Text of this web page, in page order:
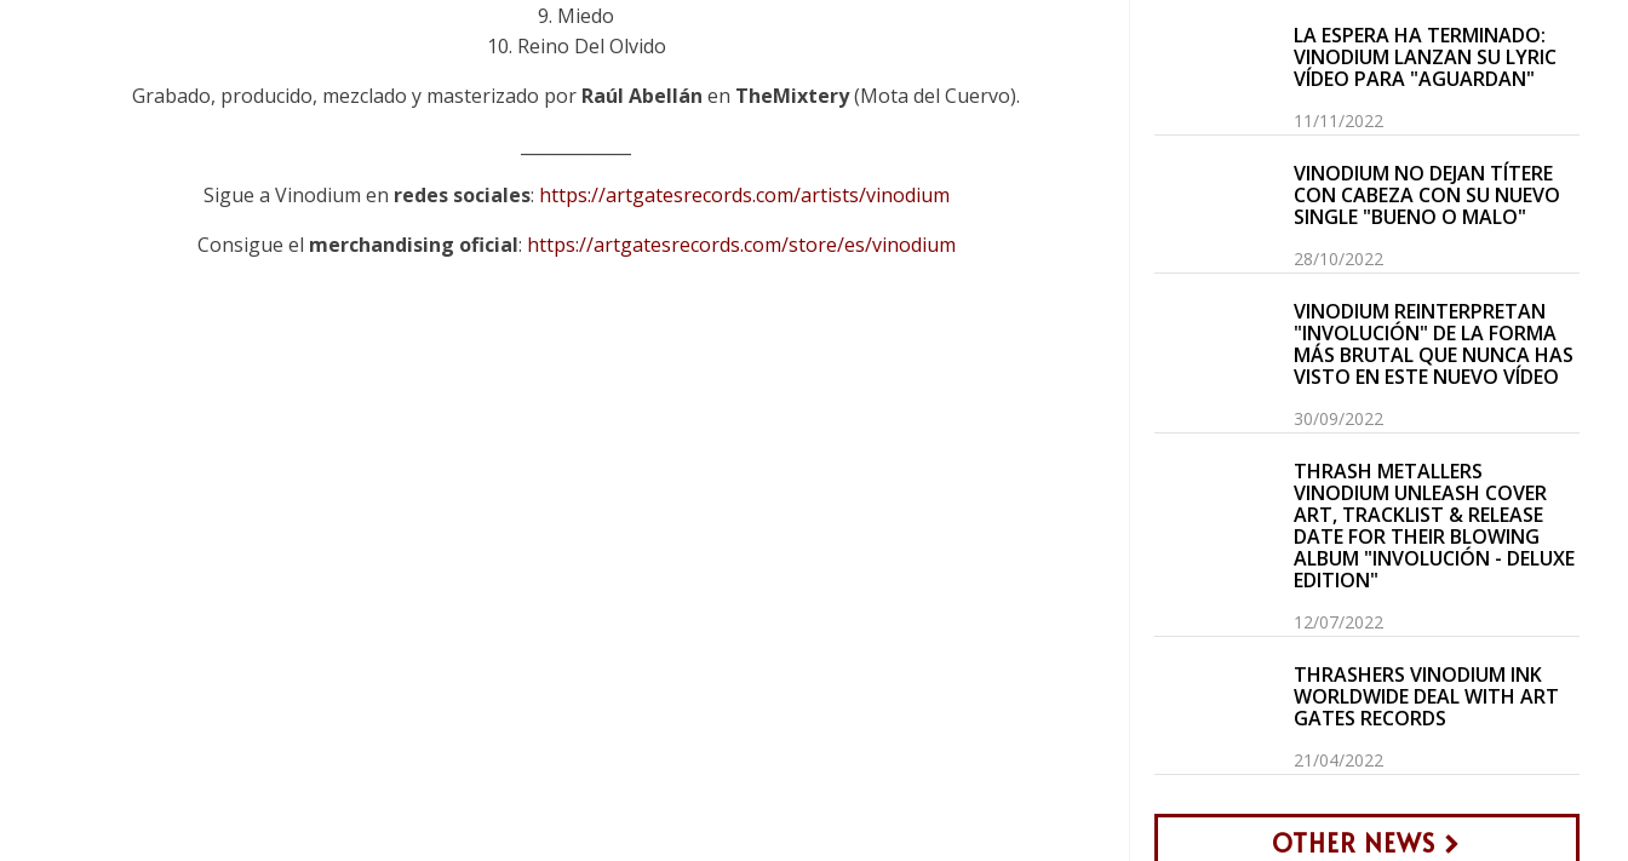
9. Miedo
10. Reino Del Olvido
Grabado, producido, mezclado y masterizado por Raúl Abellán en TheMixtery(Mota del Cuervo).
Sigue a Vinodium en redes sociales: https://artgatesrecords.com/artists/vinodium
Consigue el merchandising oficial: https://artgatesrecords.com/store/es/vinodium
LA ESPERA HA TERMINADO:
VINODIUM LANZAN SU LYRIC
VÍDEO PARA "AGUARDAN"
11/11/2022
VINODIUM NO DEJAN TÍTERE
CON CABEZA CON SU NUEVO
SINGLE "BUENO O MALO"
28/10/2022
VINODIUM REINTERPRETAN
"INVOLUCIÓN" DE LA FORMA
MÁS BRUTAL QUE NUNCA HAS
VISTO EN ESTE NUEVO VÍDEO
30/09/2022
THRASH METALLERS
VINODIUM UNLEASH COVER
ART, TRACKLIST & RELEASE
DATE FOR THEIR BLOWING
ALBUM "INVOLUCIÓN - DELUXE
EDITION"
12/07/2022
THRASHERS VINODIUM INK
WORLDWIDE DEAL WITH ART
GATES RECORDS
21/04/2022
OTHER NEWS